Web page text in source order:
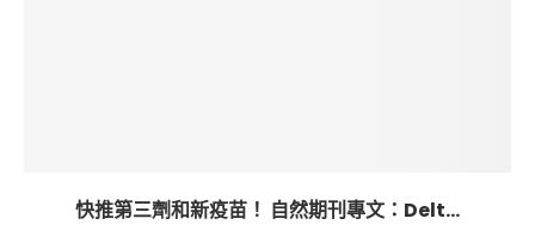
快推第三劑和新疫苗！ 自然期刊專文：Delt...